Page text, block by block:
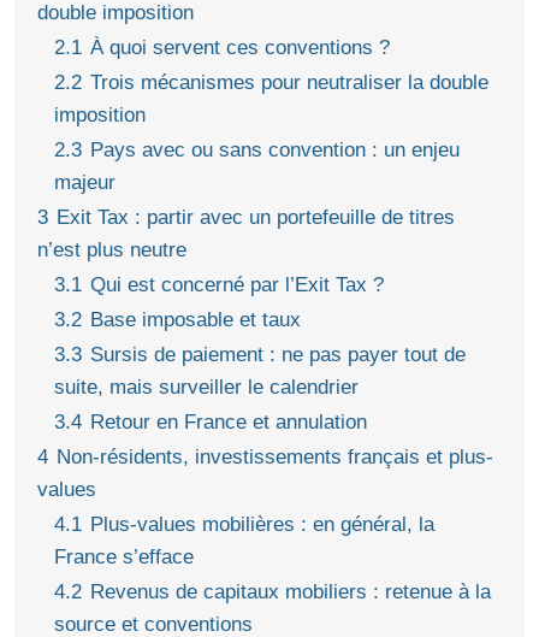
double imposition
2.1 À quoi servent ces conventions ?
2.2 Trois mécanismes pour neutraliser la double
imposition
2.3 Pays avec ou sans convention : un enjeu
majeur
3 Exit Tax : partir avec un portefeuille de titres
n’est plus neutre
3.1 Qui est concerné par l’Exit Tax ?
3.2 Base imposable et taux
3.3 Sursis de paiement : ne pas payer tout de
suite, mais surveiller le calendrier
3.4 Retour en France et annulation
4 Non-résidents, investissements français et plus-
values
4.1 Plus-values mobilières : en général, la
France s’efface
4.2 Revenus de capitaux mobiliers : retenue à la
source et conventions